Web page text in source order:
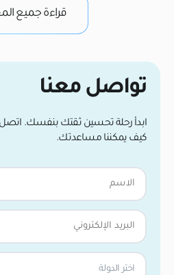
قراءة جميع
تواصل معنا
ابدأ رحلة تحسين ثقتك بنفسك. اتصل
كيف يمكننا مساعدتك.
اختر الدولة